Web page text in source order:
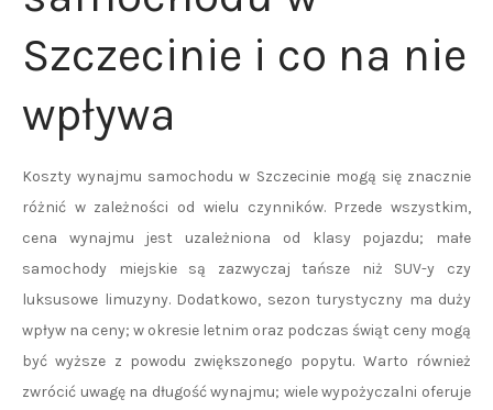
Szczecinie i co na nie
wpływa
Koszty wynajmu samochodu w Szczecinie mogą się znacznie
różnić w zależności od wielu czynników. Przede wszystkim,
cena wynajmu jest uzależniona od klasy pojazdu; małe
samochody miejskie są zazwyczaj tańsze niż SUV-y czy
luksusowe limuzyny. Dodatkowo, sezon turystyczny ma duży
wpływ na ceny; w okresie letnim oraz podczas świąt ceny mogą
być wyższe z powodu zwiększonego popytu. Warto również
zwrócić uwagę na długość wynajmu; wiele wypożyczalni oferuje